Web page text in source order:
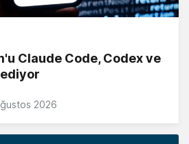
Claude Code, Codex ve
2026